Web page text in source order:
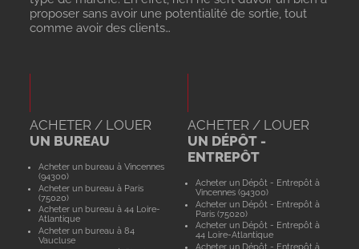
proposer sans avoir une potentialité de sortie, tout
comme avoir des clients…
ACHETER / LOUER
UN BUREAU
Acheter un bureau à Vincennes
(94300)
Acheter un bureau à Paris
(75020)
Acheter un bureau à 44 Loire-
Atlantique
Acheter un bureau à 84
Vaucluse
ACHETER / LOUER
UN DÉPÔT -
ENTREPÔT
Acheter un Dépôt - Entrepôt à
Vincennes (94300)
Acheter un Dépôt - Entrepôt à
Paris (75020)
Acheter un Dépôt - Entrepôt à
44 Loire-Atlantique
Acheter un Dépôt - Entrepôt à